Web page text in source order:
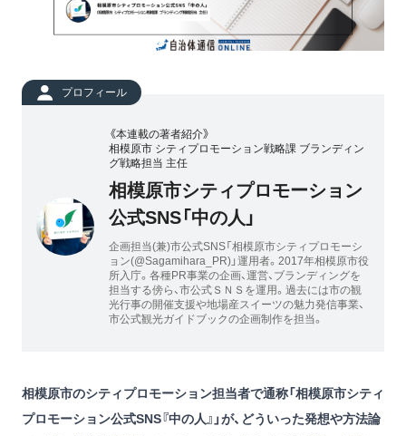
プロフィール
《本連載の著者紹介》
相模原市 シティプロモーション戦略課 ブランディン
グ戦略担当 主任
相模原市シティプロモーション
公式SNS「中の人」
企画担当(兼)市公式SNS「相模原市シティプロモーシ
ョン(@Sagamihara_PR)」運用者。2017年相模原市役
所入庁。各種PR事業の企画、運営、ブランディングを
担当する傍ら、市公式ＳＮＳを運用。過去には市の観
光行事の開催支援や地場産スイーツの魅力発信事業、
市公式観光ガイドブックの企画制作を担当。
相模原市のシティプロモーション担当者で通称「相模原市シティ
プロモーション公式SNS『中の人』」が、どういった発想や方法論